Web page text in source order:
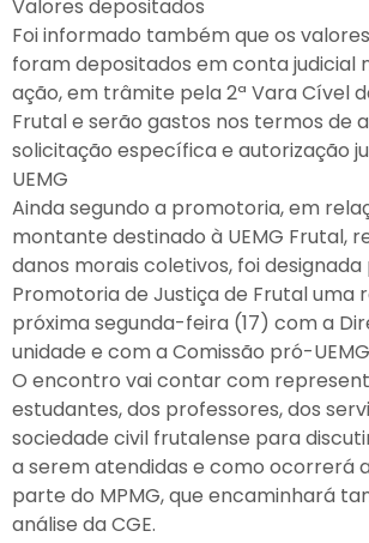
Valores depositados
Foi informado também que os
foram depositados em conta judicial
ação, em trâmite pela 2ª Vara Cível
Frutal e serão gastos nos termos de
solicitação específica e autorização
UEMG
Ainda segundo a promotoria, em
montante destinado à UEMG Frutal,
danos morais coletivos, foi designada
Promotoria de Justiça de Frutal uma
próxima segunda-feira (17) com a
unidade e com a Comissão pró-
O encontro vai contar com
estudantes, dos professores, dos
sociedade civil frutalense para
a serem atendidas e como ocorrerá
parte do MPMG, que encaminhará
análise da CGE.